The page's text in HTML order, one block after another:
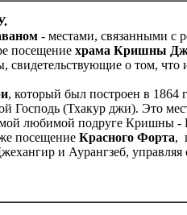
- местами, связанными с
посещение храма Кришны
свидетельствующие о том, что
, который был построен в 1864
Господь (Тхакур джи). Это
любимой подруге Кришны -
посещение Красного Форта,
и Аурангзеб, управляя